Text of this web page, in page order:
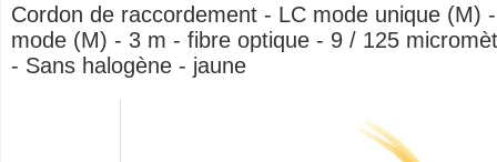
Cordon de raccordement - LC mode unique (M)
mode (M) - 3 m - fibre optique - 9 / 125
- Sans halogène - jaune